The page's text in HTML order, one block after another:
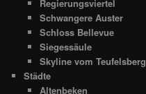
Regierungsviertel
Schwangere Auster
Schloss Bellevue
Siegessäule
Skyline vom Teufelsberg
Städte
Altenbeken